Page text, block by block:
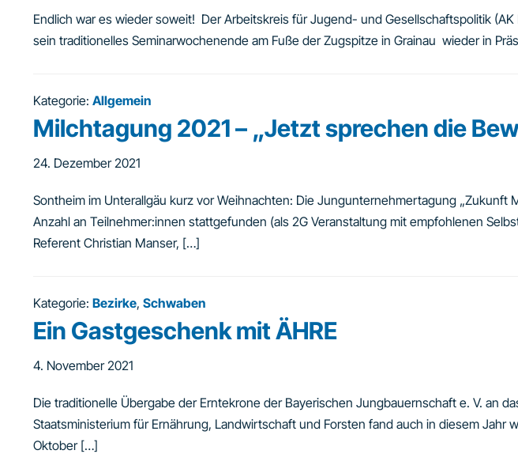
Endlich war es wieder soweit! Der Arbeitskreis für Jugend- und Gesellschaftspolitik
sein traditionelles Seminarwochenende am Fuße der Zugspitze in Grainau wieder in
Kategorie: Allgemein
Milchtagung 2021 – „Jetzt sprechen die
24. Dezember 2021
Sontheim im Unterallgäu kurz vor Weihnachten: Die Jungunternehmertagung „Zukunft
Anzahl an Teilnehmer:innen stattgefunden (als 2G Veranstaltung mit empfohlenen
Referent Christian Manser, […]
Kategorie: Bezirke, Schwaben
Ein Gastgeschenk mit ÄHRE
4. November 2021
Die traditionelle Übergabe der Erntekrone der Bayerischen Jungbauernschaft e. V. an
Staatsministerium für Ernährung, Landwirtschaft und Forsten fand auch in diesem Jahr
Oktober […]